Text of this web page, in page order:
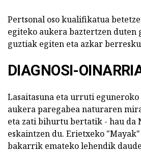
Pertsonal oso kualifikatua
egiteko aukera baztertzen duten
guztiak egiten eta azkar
DIAGNOSI-
Lasaitasuna eta urruti
aukera paregabea naturaren
eta zati bihurtu bertatik - hau da
eskaintzen du. Erietxeko
bakarrik emateko lehendik